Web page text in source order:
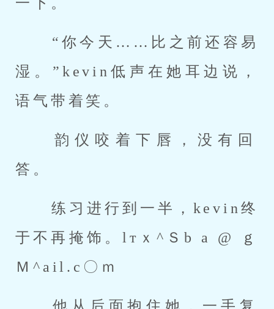
湿。”kevin低声在她耳边说，
语气带着笑。
答。
练习进行到一半，kevin终
于不再掩饰。lтｘ^Ｓb a @ ｇ
Ｍ^ail.c〇ｍ